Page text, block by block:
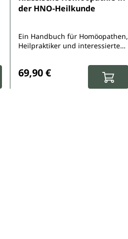
der HNO-Heilkunde
Ein Handbuch für Homöopathen,
Heilpraktiker und interessierte
69,90 €